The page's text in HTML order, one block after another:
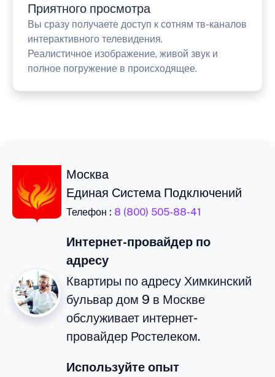
Приятного просмотра
Вы сразу получаете доступ к сотням тв-каналов
интерактивного телевидения.
Реалистичное изображение, живой звук и
полное погружение в происходящее.
Москва
Единая Система Подключений
Телефон : 8 (800) 505-88-41
Интернет-провайдер по
адресу
Квартиры по адресу Химкинский
бульвар дом 9 в Москве
обслуживает интернет-
провайдер Ростелеком.
Используйте опыт